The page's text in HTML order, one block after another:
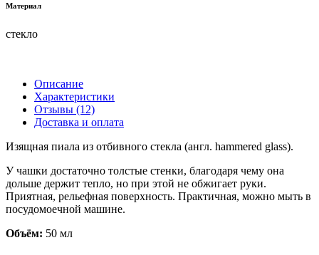
Материал
стекло
Описание
Характеристики
Отзывы (12)
Доставка и оплата
Изящная пиала из отбивного стекла (англ. hammered glass).
У чашки достаточно толстые стенки, благодаря чему она
дольше держит тепло, но при этой не обжигает руки.
Приятная, рельефная поверхность. Практичная, можно мыть в
посудомоечной машине.
Объём: 50 мл